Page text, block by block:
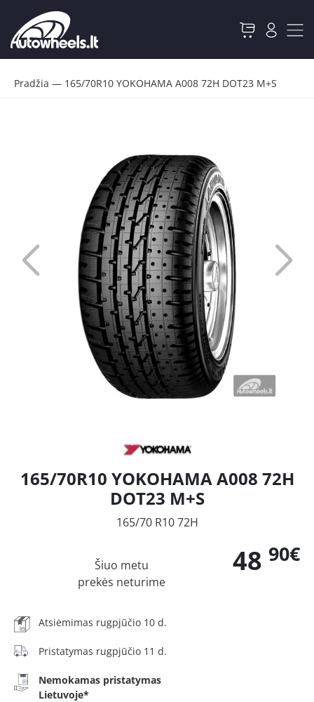
Pradžia — 165/70R10 YOKOHAMA A008 72H DOT23 M+S
165/70R10 YOKOHAMA A008 72H
DOT23 M+S
165/70 R10 72H
48 90€
Šiuo metu
prekės neturime
Atsiėmimas rugpjūčio 10 d.
Pristatymas rugpjūčio 11 d.
Nemokamas pristatymas
Lietuvoje*